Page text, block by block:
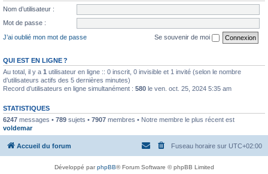
Nom d’utilisateur :
Mot de passe :
J’ai oublié mon mot de passe
Se souvenir de moi
QUI EST EN LIGNE ?
Au total, il y a 1 utilisateur en ligne :: 0 inscrit, 0 invisible et 1 invité (selon le nombre
d’utilisateurs actifs des 5 dernières minutes)
Record d’utilisateurs en ligne simultanément : 580 le ven. oct. 25, 2024 5:35 am
STATISTIQUES
6247 messages • 789 sujets • 7907 membres • Notre membre le plus récent est
voldemar
Accueil du forum Fuseau horaire sur UTC+02:00
Développé parphpBB® Forum Software © phpBB Limited